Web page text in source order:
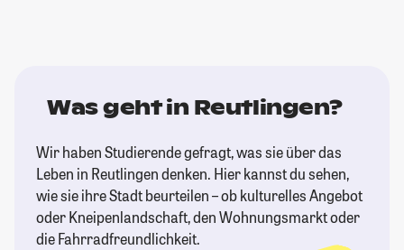
Was geht in Reutlingen?
Wir haben Studierende gefragt, was sie über das
Leben in Reutlingen denken. Hier kannst du sehen,
wie sie ihre Stadt beurteilen – ob kulturelles Angebot
oder Kneipenlandschaft, den Wohnungsmarkt oder
die Fahrradfreundlichkeit.